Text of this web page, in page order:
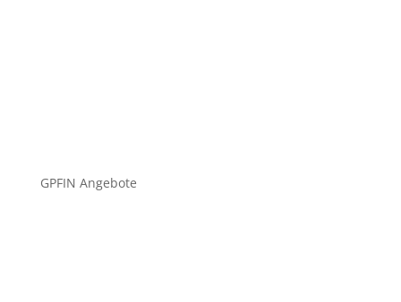
GPFIN Angebote